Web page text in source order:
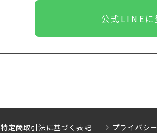
公式LINEに
特定商取引法に基づく表記 プライバシ